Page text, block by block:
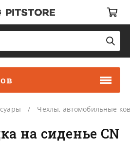
Чехлы, автомобильные
на сиденье CN